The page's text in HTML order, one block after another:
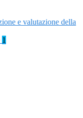
e valutazione della
1